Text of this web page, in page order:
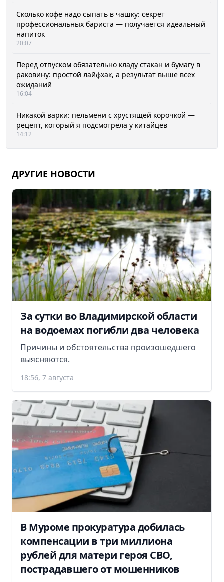
Сколько кофе надо сыпать в чашку: секрет
профессиональных бариста — получается идеальный
напиток
20:07
Перед отпуском обязательно кладу стакан и бумагу в
раковину: простой лайфхак, а результат выше всех
ожиданий
16:04
Никакой варки: пельмени с хрустящей корочкой —
рецепт, который я подсмотрела у китайцев
14:12
ДРУГИЕ НОВОСТИ
За сутки во Владимирской области
на водоемах погибли два человека
Причины и обстоятельства произошедшего
выясняются.
18:56, 7 августа
В Муроме прокуратура добилась
компенсации в три миллиона
рублей для матери героя СВО,
пострадавшего от мошенников